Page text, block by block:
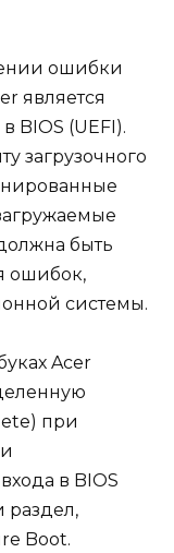
ошибки
является
BIOS (UEFI).
загрузочного
быть
ошибок,
системы.
Acer
при
в BIOS
раздел,
Boot.